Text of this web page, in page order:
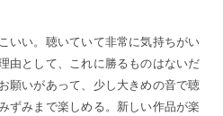
いい。聴いていて非常に気持ちがい
由として、これに勝るものはないだ
願いがあって、少し大きめの音で聴
ずみまで楽しめる。新しい作品が楽